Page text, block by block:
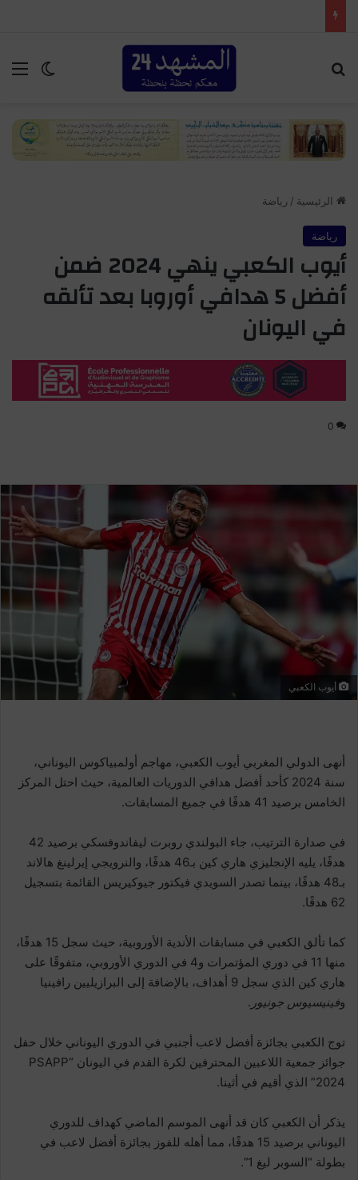
الوضع
الرئيسية / رياضة
رياضة
أيوب الكعبي ينهي 2024 ضمن
أفضل 5 هدافي أوروبا بعد تألقه
في اليونان
0
أيوب الكعبي
أنهى الدولي المغربي أيوب الكعبي، مهاجم أولمبياكوس اليوناني،
سنة 2024 كأحد أفضل هدافي الدوريات العالمية، حيث احتل المركز
الخامس برصيد 41 هدفًا في جميع المسابقات.
في صدارة الترتيب، جاء البولندي روبرت ليفاندوفسكي برصيد 42
هدفًا، يليه الإنجليزي هاري كين بـ46 هدفًا، والنرويجي إيرلينغ هالاند
بـ48 هدفًا، بينما تصدر السويدي فيكتور جيوكيريس القائمة بتسجيل
62 هدفًا.
كما تألق الكعبي في مسابقات الأندية الأوروبية، حيث سجل 15 هدفًا،
منها 11 في دوري المؤتمرات و4 في الدوري الأوروبي، متفوقًا على
هاري كين الذي سجل 9 أهداف، بالإضافة إلى البرازيليين رافينيا
وفينيسيوس جونيور .
توج الكعبي بجائزة أفضل لاعب أجنبي في الدوري اليوناني خلال حفل
جوائز جمعية اللاعبين المحترفين لكرة القدم في اليونان “PSAPP
2024” الذي أقيم في أثينا.
يذكر أن الكعبي كان قد أنهى الموسم الماضي كهداف للدوري
اليوناني برصيد 15 هدفًا، مما أهله للفوز بجائزة أفضل لاعب في
بطولة “السوبر ليغ 1”.